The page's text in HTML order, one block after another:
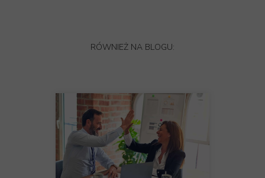
RÓWNIEŻ NA BLOGU: